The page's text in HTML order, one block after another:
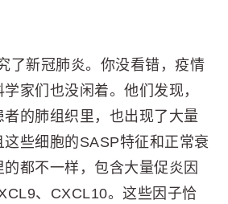
了新冠肺炎。你没看错，疫情
家们也没闲着。他们发现，
的肺组织里，也出现了大量
些细胞的SASP特征和正常衰
都不一样，包含大量促炎因
、CXCL10。这些因子恰